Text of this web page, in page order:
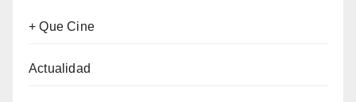
+ Que Cine
Actualidad